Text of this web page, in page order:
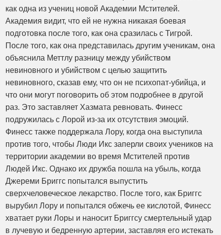
как одна из учениц новой Академии Мстителей.
Академия видит, что ей не нужна никакая боевая
подготовка после того, как она сразилась с Тигрой.
После того, как она представилась другим ученикам, она
объяснила Меттлу разницу между убийством
невиновного и убийством с целью защитить
невиновного, сказав ему, что он не психопат-убийца, и
что они могут поговорить об этом подробнее в другой
раз. Это заставляет Хазмата ревновать. Финесс
подружилась с Лорой из-за их отсутствия эмоций.
Финесс также поддержала Лору, когда она выступила
против того, чтобы Люди Икс заперли своих учеников на
территории академии во время Мстителей против
Людей Икс. Однако их дружба пошла на убыль, когда
Джереми Бриггс попытался выпустить
сверхчеловеческое лекарство. После того, как Бриггс
вырубил Лору и попытался обжечь ее кислотой, Финесс
хватает руки Лоры и наносит Бриггсу смертельный удар
в лучевую и бедренную артерии, заставляя его истекать